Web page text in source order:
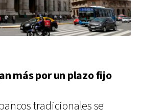
más por un plazo fijo
tradicionales se